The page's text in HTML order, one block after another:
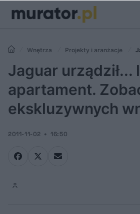
Wnętrza Projekty i aranżacje
apartament. Zobacz galerię ekskluzywnych
Jaguar urządził...
apartament.
ekskluzywnych
2011-11-02 16:50